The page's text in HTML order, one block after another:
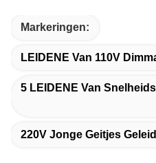
Markeringen:
LEIDENE Van 110V
5 LEIDENE Van
220V Jonge Geitjes